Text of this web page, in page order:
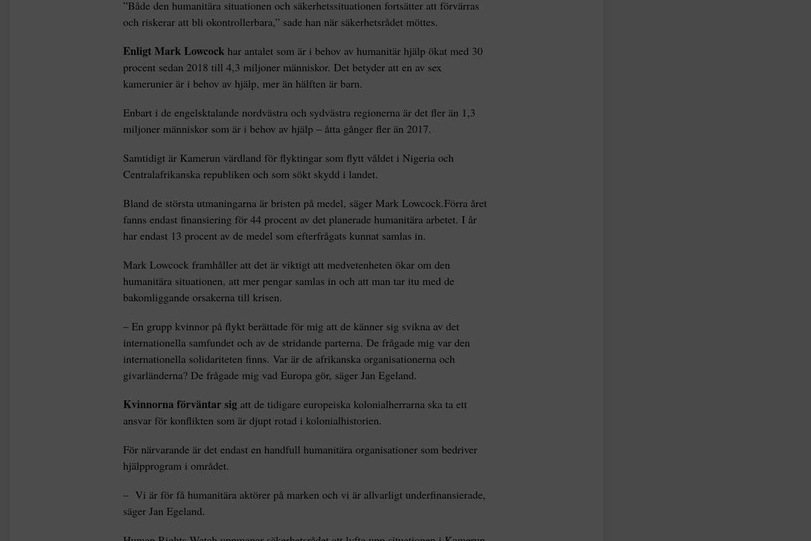
”Både den humanitära situationen och säkerhetssituationen fortsätter att förvärras
och riskerar att bli okontrollerbara,” sade han när säkerhetsrådet möttes.
Enligt Mark Lowcock har antalet som är i behov av humanitär hjälp ökat med 30
procent sedan 2018 till 4,3 miljoner människor. Det betyder att en av sex
kamerunier är i behov av hjälp, mer än hälften är barn.
Enbart i de engelsktalande nordvästra och sydvästra regionerna är det fler än 1,3
miljoner människor som är i behov av hjälp ‒ åtta gånger fler än 2017.
Samtidigt är Kamerun värdland för flyktingar som flytt våldet i Nigeria och
Centralafrikanska republiken och som sökt skydd i landet.
Bland de största utmaningarna är bristen på medel, säger Mark Lowcock.Förra året
fanns endast finansiering för 44 procent av det planerade humanitära arbetet. I år
har endast 13 procent av de medel som efterfrågats kunnat samlas in.
Mark Lowcock framhåller att det är viktigt att medvetenheten ökar om den
humanitära situationen, att mer pengar samlas in och att man tar itu med de
bakomliggande orsakerna till krisen.
‒ En grupp kvinnor på flykt berättade för mig att de känner sig svikna av det
internationella samfundet och av de stridande parterna. De frågade mig var den
internationella solidariteten finns. Var är de afrikanska organisationerna och
givarländerna? De frågade mig vad Europa gör, säger Jan Egeland.
Kvinnorna förväntar sig att de tidigare europeiska kolonialherrarna ska ta ett
ansvar för konflikten som är djupt rotad i kolonialhistorien.
För närvarande är det endast en handfull humanitära organisationer som bedriver
hjälpprogram i området.
– Vi är för få humanitära aktörer på marken och vi är allvarligt underfinansierade,
säger Jan Egeland.